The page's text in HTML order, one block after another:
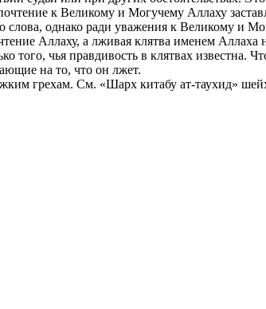
к Великому и Могучему Аллаху
слова, однако ради уважения к Великому и
Аллаху, а лживая клятва именем Аллаха
того, чья правдивость в клятвах известна.
на то, что он лжет.
грехам. См. «Шарх китабу ат-таухид»